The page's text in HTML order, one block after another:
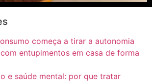
começa a tirar a autonomia
entupimentos em casa de forma
e saúde mental: por que tratar